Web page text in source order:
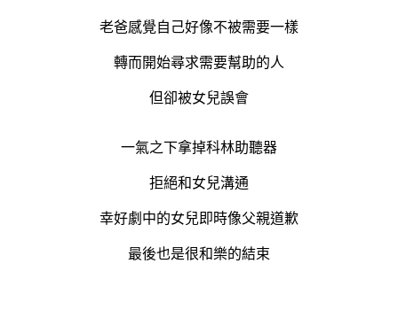
老爸感覺自己好像不被需要一樣
轉而開始尋求需要幫助的人
但卻被女兒誤會
一氣之下拿掉科林助聽器
拒絕和女兒溝通
幸好劇中的女兒即時像父親道歉
最後也是很和樂的結束